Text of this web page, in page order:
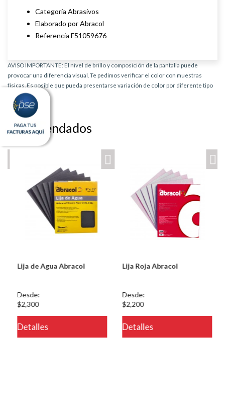
Categoría Abrasivos
Elaborado por Abracol
Referencia F51059676
AVISO IMPORTANTE: El nivel de brillo y composición de la pantalla puede
provocar una diferencia visual. Te pedimos verificar el color con muestras
físicas. Es posible que pueda presentarse variación de color por diferente tipo
de producto.
Recomendados
Lija de Agua Abracol
Desde:
$2,300
Detalles
Lija Roja Abracol
Desde:
$2,200
Detalles